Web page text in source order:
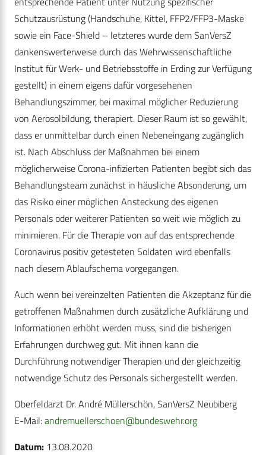
Schutzausrüstung (Handschuhe, Kittel, FFP2/FFP3-Maske
sowie ein Face-Shield – letzteres wurde dem SanVersZ
dankenswerterweise durch das Wehrwissenschaftliche
Institut für Werk- und Betriebsstoffe in Erding zur Verfügung
gestellt) in einem eigens dafür vorgesehenen
Behandlungszimmer, bei maximal möglicher Reduzierung
von Aerosolbildung, therapiert. Dieser Raum ist so gewählt,
dass er unmittelbar durch einen Nebeneingang zugänglich
ist. Nach Abschluss der Maßnahmen bei einem
möglicherweise Corona-infizierten Patienten begibt sich das
Behandlungsteam zunächst in häusliche Absonderung, um
das Risiko einer möglichen Ansteckung des eigenen
Personals oder weiterer Patienten so weit wie möglich zu
minimieren. Für die Therapie von auf das entsprechende
Coronavirus positiv getesteten Soldaten wird ebenfalls
nach diesem Ablaufschema vorgegangen.
Auch wenn bei vereinzelten Patienten die Akzeptanz für die
getroffenen Maßnahmen durch zusätzliche Aufklärung und
Informationen erhöht werden muss, sind die bisherigen
Erfahrungen durchweg gut. Mit ihnen kann die
Durchführung notwendiger Therapien und der gleichzeitig
notwendige Schutz des Personals sichergestellt werden.
Oberfeldarzt Dr. André Müllerschön, SanVersZ Neubiberg
E-Mail:andremuellerschoen@bundeswehr.org
Datum: 13.08.2020